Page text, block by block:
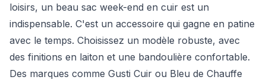
loisirs, un beau sac week-end en cuir est un
indispensable. C'est un accessoire qui gagne en patine
avec le temps. Choisissez un modèle robuste, avec
des finitions en laiton et une bandoulière confortable.
Des marques comme Gusti Cuir ou Bleu de Chauffe